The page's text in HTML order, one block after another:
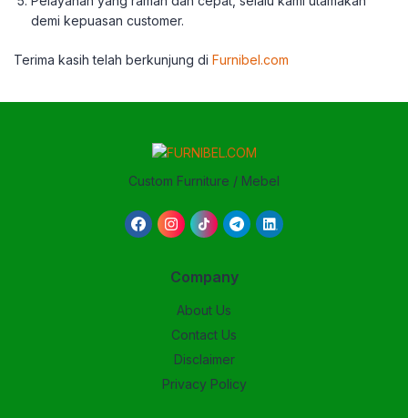
demi kepuasan customer.
Terima kasih telah berkunjung di Furnibel.com
Custom Furniture / Mebel
Company
About Us
Contact Us
Disclaimer
Privacy Policy